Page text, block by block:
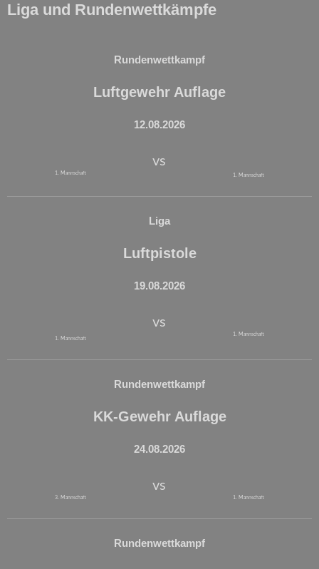
Liga und Rundenwettkämpfe
Rundenwettkampf
Luftgewehr Auflage
12.08.2026
1. Mannschaft
vs
1. Mannschaft
Liga
Luftpistole
19.08.2026
1. Mannschaft
vs
1. Mannschaft
Rundenwettkampf
KK-Gewehr Auflage
24.08.2026
3. Mannschaft
vs
1. Mannschaft
Rundenwettkampf